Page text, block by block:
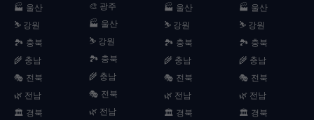
🏭 울산
⛷️ 강원
🏞️ 충북
🌾 충남
🎭 전북
🌿 전남
🏛️ 경북
🎨 광주
🏭 울산
⛷️ 강원
🏞️ 충북
🌾 충남
🎭 전북
🌿 전남
🏭 울산
⛷️ 강원
🏞️ 충북
🌾 충남
🎭 전북
🌿 전남
🏛️ 경북
🏭 울산
⛷️ 강원
🏞️ 충북
🌾 충남
🎭 전북
🌿 전남
🏛️ 경북